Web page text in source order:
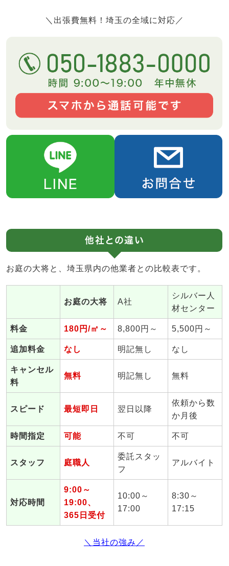
＼出張費無料！埼玉の全域に対応／
他社との違い
お庭の大将と、埼玉県内の他業者との比較表です。
お庭の大将 A社
シルバー人
材センター
料金 180円/㎡～ 8,800円～ 5,500円～
追加料金 なし 明記無し なし
キャンセル
料
無料 明記無し 無料
スピード 最短即日 翌日以降
依頼から数
か月後
時間指定 可能 不可 不可
スタッフ 庭職人
委託スタッ
フ
アルバイト
対応時間
9:00～
19:00、
365日受付
10:00～
17:00
8:30～
17:15
＼当社の強み／